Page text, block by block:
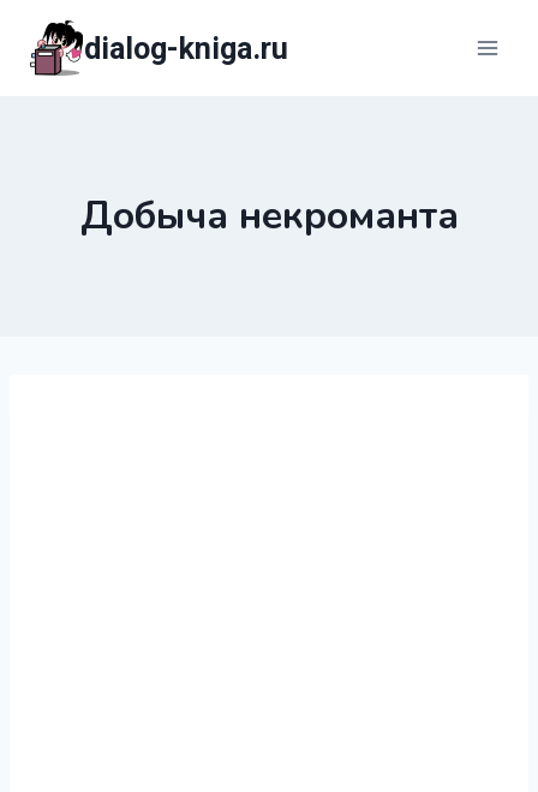
содержимому
dialog-kniga.ru
Добыча некроманта